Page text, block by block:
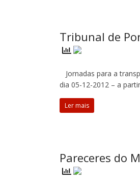
Tribunal de
Jornadas para a
dia 05-12-2012 – a
Ler mais
Pareceres do